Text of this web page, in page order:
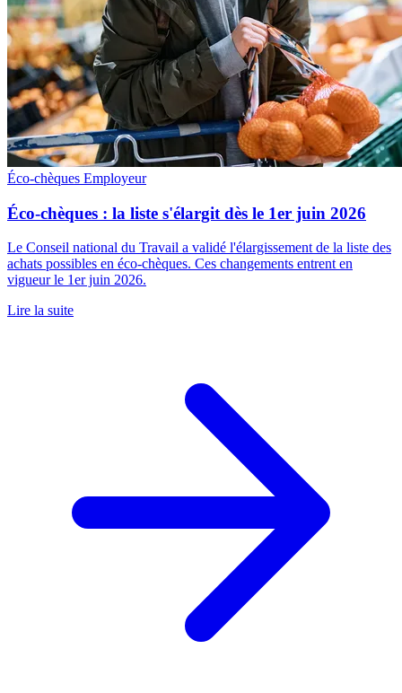
Éco-chèques Employeur
Éco-chèques : la liste s'élargit dès le 1er juin 2026
Le Conseil national du Travail a validé l'élargissement de la liste des
achats possibles en éco-chèques. Ces changements entrent en
vigueur le 1er juin 2026.
Lire la suite